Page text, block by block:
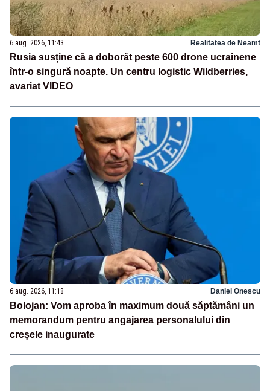
6 aug. 2026, 11:43 Realitatea de Neamt
Rusia susține că a doborât peste 600 drone ucrainene
într-o singură noapte. Un centru logistic Wildberries,
avariat VIDEO
6 aug. 2026, 11:18 Daniel Onescu
Bolojan: Vom aproba în maximum două săptămâni un
memorandum pentru angajarea personalului din
creșele inaugurate